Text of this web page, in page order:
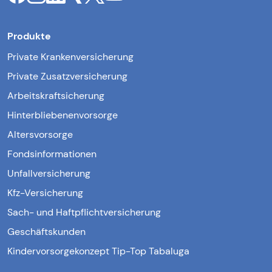
Produkte
Private Krankenversicherung
Private Zusatzversicherung
Arbeitskraftsicherung
Hinterbliebenenvorsorge
Altersvorsorge
Fondsinformationen
Unfallversicherung
Kfz-Versicherung
Sach- und Haftpflichtversicherung
Geschäftskunden
Kindervorsorgekonzept Tip-Top Tabaluga